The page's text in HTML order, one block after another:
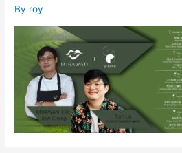
By roy